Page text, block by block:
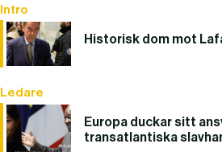
Intro
Historisk dom mot
Ledare
Europa duckar sitt
transatlantiska